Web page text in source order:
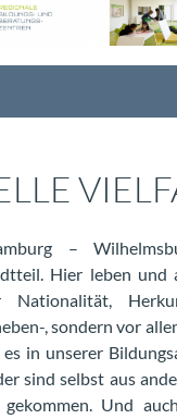
–
Hier leben und
Nationalität,
, sondern vor
in unserer
sind selbst aus
gekommen. Und